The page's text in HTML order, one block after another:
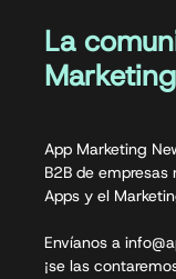
La
App Marketing
B2B de
Apps y el
Envíanos a
¡se las